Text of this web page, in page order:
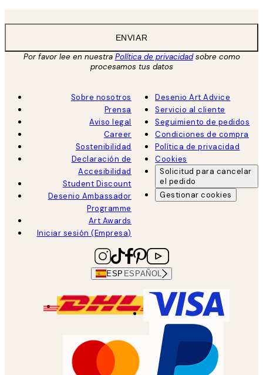
ENVIAR
Por favor lee en nuestra Política de privacidadsobre como
procesamos tus datos
Sobre nosotros
Prensa
Aviso legal
Career
Sostenibilidad
Declaración de
Accesibilidad
Student Discount
Desenio Ambassador
Programme
Art Awards
Iniciar sesión (Empresa)
Desenio Art Advice
Servicio al cliente
Seguimiento de pedidos
Condiciones de compra
Política de privacidad
Cookies
Solicitud para cancelar
el pedido
Gestionar cookies
ESP ESPAÑOL